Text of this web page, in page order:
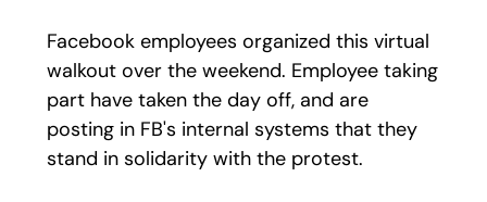
Facebook employees organized this virtual
walkout over the weekend. Employee taking
part have taken the day off, and are
posting in FB's internal systems that they
stand in solidarity with the protest.